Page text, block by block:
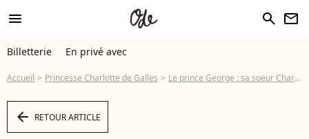
menu search newsletter
Billetterie En privé avec
Accueil Princesse Charlotte de Galles Le prince George : sa soeur Charlotte mise sur une célèbre marque française pour son 12ème anniversaire, une énième leçon de style qui fait mouche !
arrow_left RETOUR ARTICLE